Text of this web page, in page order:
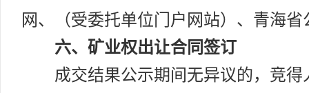
网、（受委托单位门户网站）、青海
六、矿业权出让合同签订
成交结果公示期间无异议的，竞